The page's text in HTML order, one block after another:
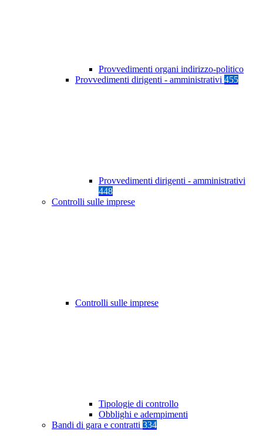
Provvedimenti organi indirizzo-politico
Provvedimenti dirigenti - amministrativi 455
Provvedimenti dirigenti - amministrativi
448
Controlli sulle imprese
Controlli sulle imprese
Tipologie di controllo
Obblighi e adempimenti
Bandi di gara e contratti 334